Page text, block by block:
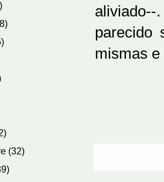
aliviado--
parecido
mismas
(32)